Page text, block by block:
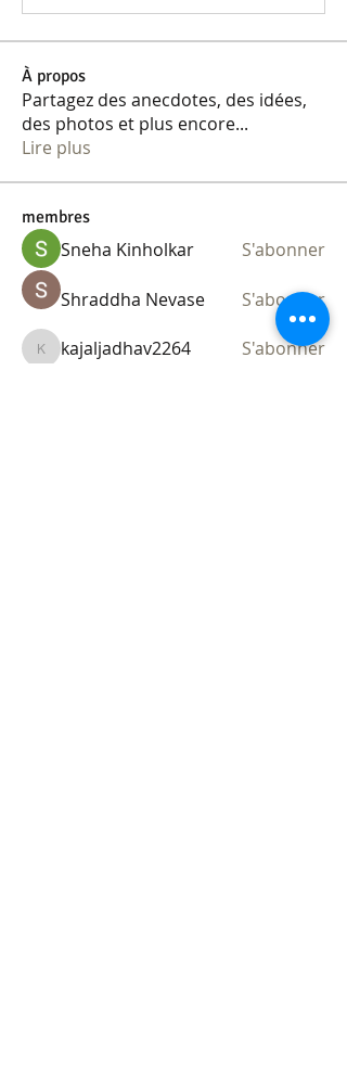
À propos
Partagez des anecdotes, des idées,
des photos et plus encore...
Lire plus
membres
Sneha Kinholkar S'abonner
Shraddha Nevase S'abonner
kajaljadhav2264
kajaljadhav2264 S'abonner